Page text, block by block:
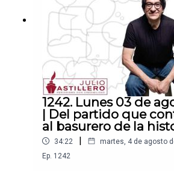
1242. Lunes 03 de
| Del partido que
al basurero de la
34:22 | martes, 4 de agosto
Ep. 1242